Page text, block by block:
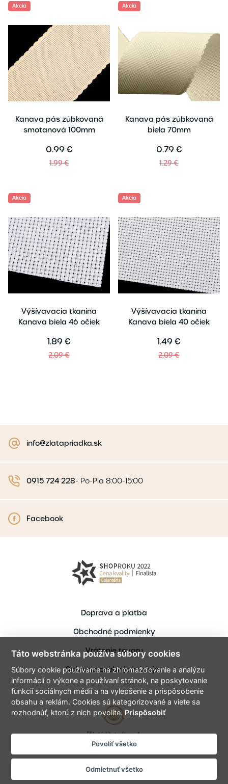
Akcia
Kanava pás zúbkovaná
smotanová 100mm
0.99 €
1.99 €
Akcia
Kanava pás zúbkovaná
biela 70mm
0.79 €
1.29 €
Akcia
Výšívavacia tkanina
Kanava biela 46 očiek
1.89 €
2.09 €
Akcia
Výšívavacia tkanina
Kanava biela 40 očiek
1.49 €
2.09 €
info@zlatapriadka.sk
0915 724 228- Po-Pia 8:00-15:00
Facebook
Doprava a platba
Obchodné podmienky
Vrátenie tovaru
Ochrana osobných údajov
Copyright © 2021 ZlataPriadka.sk
Vytvoril bart.sk - Tvorme spolu digitálne zážitky
Táto webstránka používa súbory cookies
Súbory cookie používame na zhromažďovanie a analýzu
informácií o výkone a používaní stránok, na poskytovanie
funkcií sociálnych médií a na vylepšenie a prispôsobenie
obsahu a reklám. Cookies sú kategorizované a viete sa
rozhodnúť, ktorú z nich povolíte.Prispôsobiť
Odmietnuť všetko
Povoliť všetko